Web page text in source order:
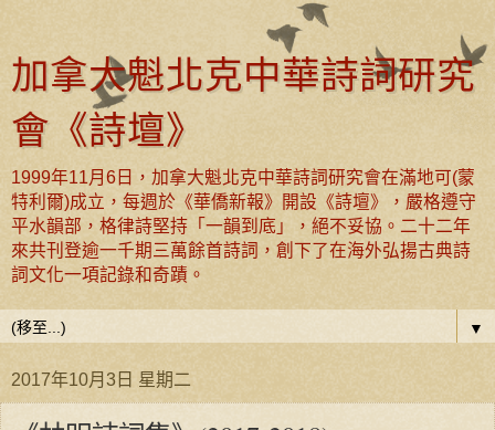
加拿大魁北克中華詩詞研究
會《詩壇》
1999年11月6日，加拿大魁北克中華詩詞研究會在滿地可(蒙
特利爾)成立，每週於《華僑新報》開設《詩壇》，嚴格遵守
平水韻部，格律詩堅持「一韻到底」，絕不妥協。二十二年
來共刊登逾一千期三萬餘首詩詞，創下了在海外弘揚古典詩
詞文化一項記錄和奇蹟。
▼
2017年10月3日 星期二